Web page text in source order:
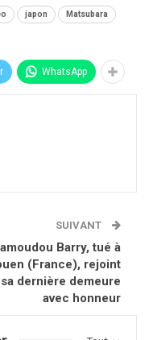
japon Matsubara
WhatsApp
SUIVANT
Barry, tué à
(France), rejoint
sa dernière demeure
avec honneur